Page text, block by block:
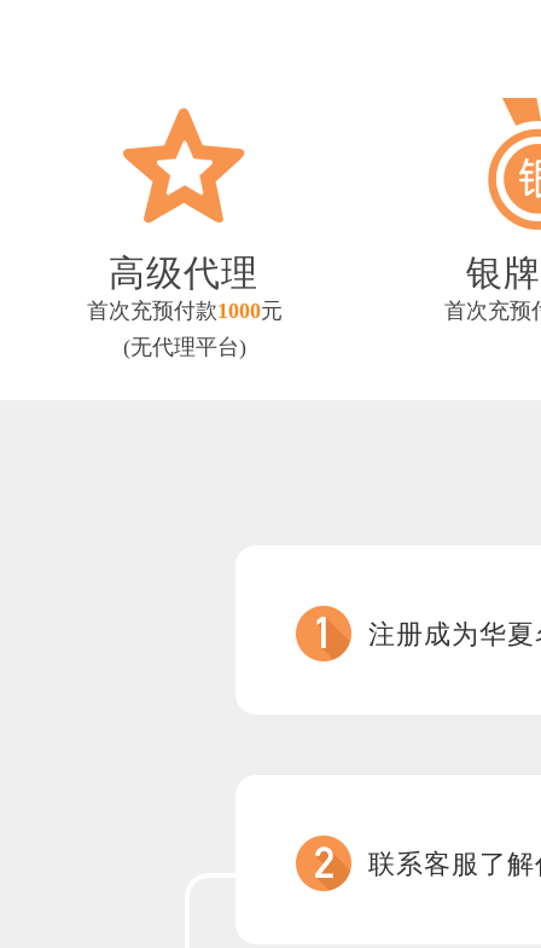
高级代理
首次充预付款1000元
(无代理平台)
银
首次充预
注册成为华
联系客服了